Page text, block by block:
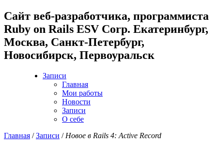
Cайт веб-разработчика, программиста
Ruby on Rails ESV Corp. Екатеринбург,
Москва, Санкт-Петербург,
Новосибирск, Первоуральск
Записи
Главная
Мои работы
Новости
Записи
О себе
Главная /Записи / Новое в Rails 4: Active Record